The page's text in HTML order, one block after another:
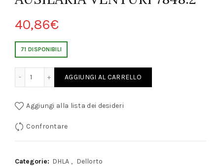
40,86€
71 DISPONIBILI
AGGIUNGI AL CARRELLO
Aggiungi alla lista dei desideri
Confrontare
Categorie: DHLA , Dellorto